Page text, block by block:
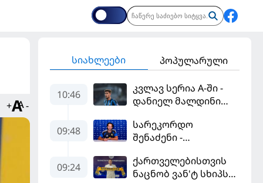
+ -
სიახლეები პოპულარული
10:46
კვლავ სერია A-ში -
დანიელ მალდინი
ღირსებას დაიცავს
09:48
სარეკორდო
შენაძენი -
ლიგის მორიგ გუნდში
გადავიდა
09:24
ქართველებისთვის
ნაცნობ ვან'ტ სხიპს